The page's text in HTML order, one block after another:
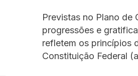
Previstas no Plano de
progressões e
refletem os princípios
Constituição Federal